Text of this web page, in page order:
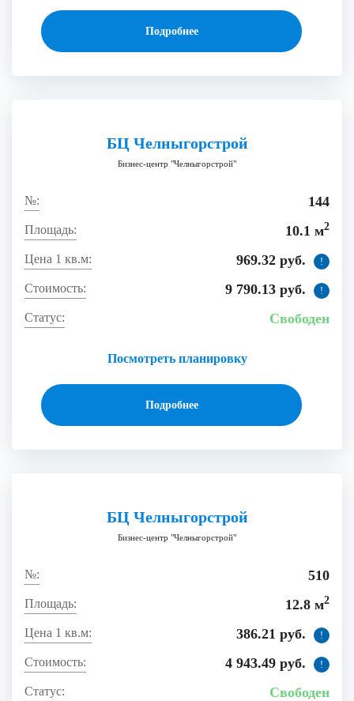
Подробнее
БЦ Челныгорстрой
Бизнес-центр "Челныгорстрой"
144
10.1 м2
969.32 руб. !
9 790.13 руб. !
Посмотреть планировку
Свободен
Подробнее
БЦ Челныгорстрой
Бизнес-центр "Челныгорстрой"
510
12.8 м2
386.21 руб. !
4 943.49 руб. !
Свободен